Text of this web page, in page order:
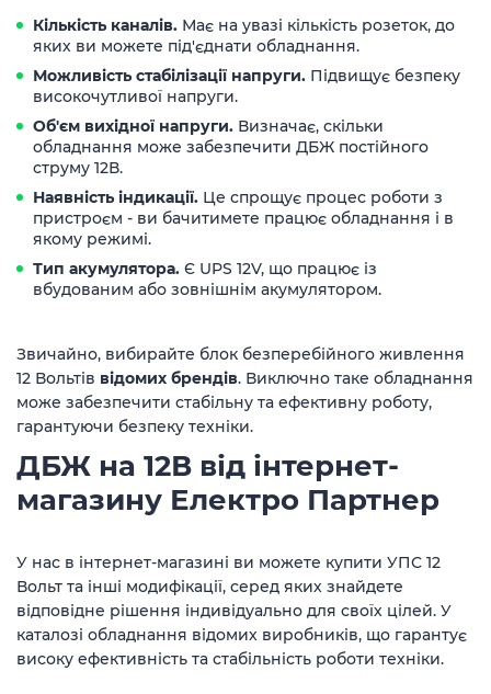
Кількість каналів. Має на увазі кількість розеток, до
яких ви можете під'єднати обладнання.
Можливість стабілізації напруги. Підвищує безпеку
високочутливої напруги.
Об'єм вихідної напруги. Визначає, скільки
обладнання може забезпечити ДБЖ постійного
струму 12В.
Наявність індикації. Це спрощує процес роботи з
пристроєм - ви бачитимете працює обладнання і в
якому режимі.
Тип акумулятора. Є UPS 12V, що працює із
вбудованим або зовнішнім акумулятором.
Звичайно, вибирайте блок безперебійного живлення
12 Вольтів відомих брендів. Виключно таке обладнання
може забезпечити стабільну та ефективну роботу,
гарантуючи безпеку техніки.
ДБЖ на 12В від інтернет-
магазину Електро Партнер
У нас в інтернет-магазині ви можете купити УПС 12
Вольт та інші модифікації, серед яких знайдете
відповідне рішення індивідуально для своїх цілей. У
каталозі обладнання відомих виробників, що гарантує
високу ефективність та стабільність роботи техніки.